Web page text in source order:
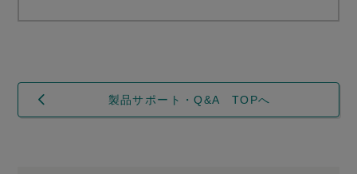
製品サポート・Q&A TOPへ